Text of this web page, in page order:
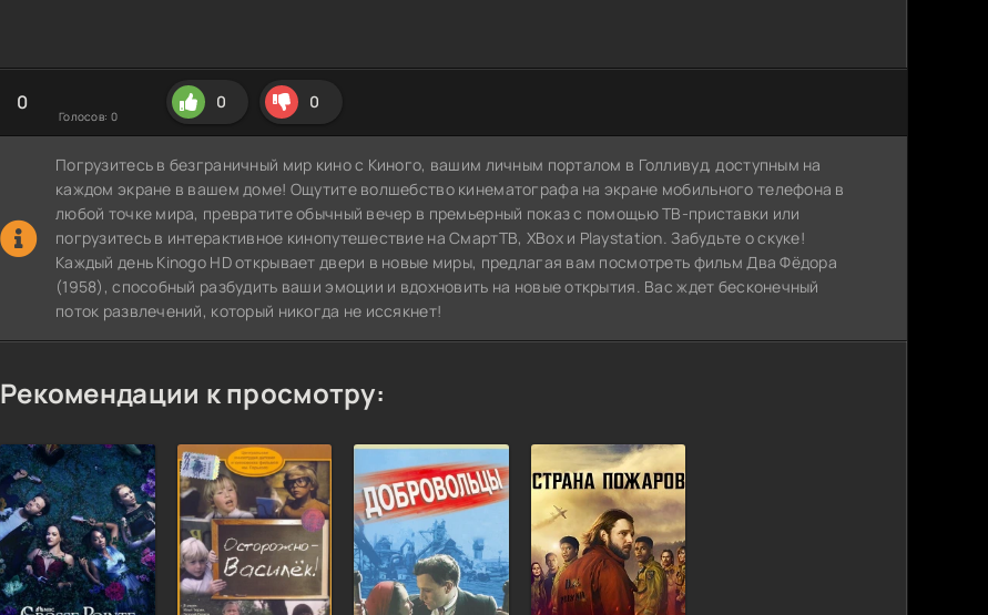
0
Голосов: 0
0 0
Погрузитесь в безграничный мир кино с Киного, вашим личным порталом в Голливуд, доступным на
каждом экране в вашем доме! Ощутите волшебство кинематографа на экране мобильного телефона в
любой точке мира, превратите обычный вечер в премьерный показ с помощью ТВ-приставки или
погрузитесь в интерактивное кинопутешествие на СмартТВ, XBox и Playstation. Забудьте о скуке!
Каждый день Kinogo HD открывает двери в новые миры, предлагая вам посмотреть фильм Два Фёдора
(1958), способный разбудить ваши эмоции и вдохновить на новые открытия. Вас ждет бесконечный
поток развлечений, который никогда не иссякнет!
Рекомендации к просмотру: